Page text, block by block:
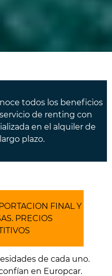
todos los beneficios
de renting con
en el alquiler de
plazo.
FINAL Y
PRECIOS
de cada uno.
en Europcar.